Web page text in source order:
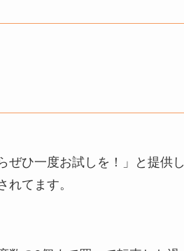
ぜひ一度お試しを！」と提供
てます。